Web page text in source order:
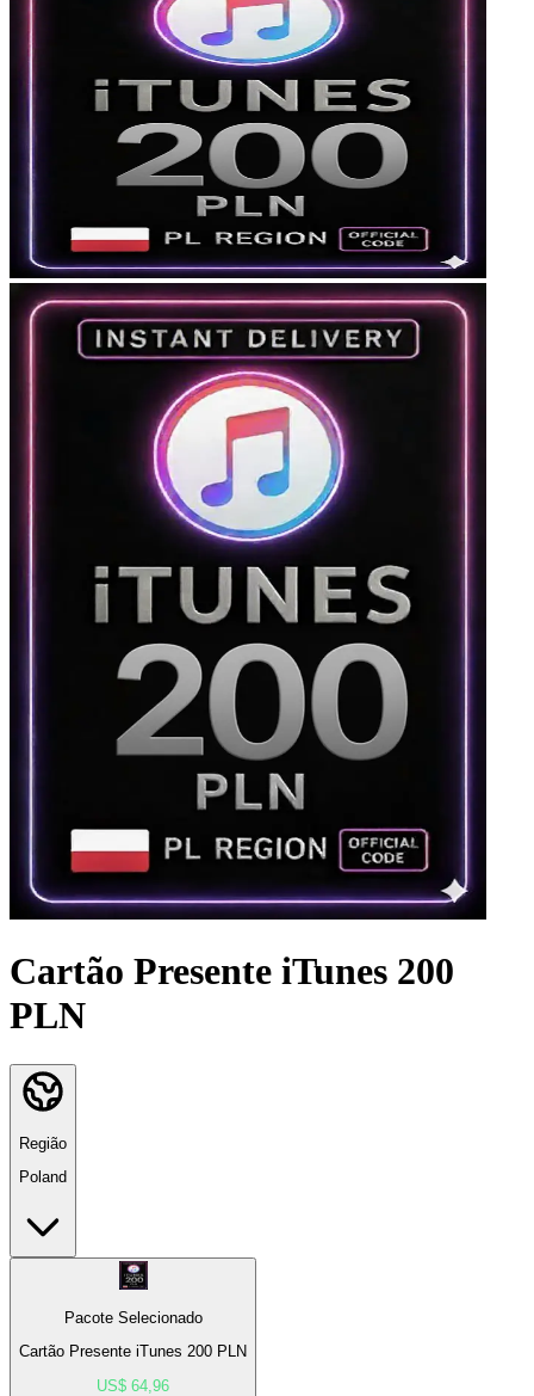
Cartão Presente iTunes 200
PLN
Região
Poland
Pacote Selecionado
Cartão Presente iTunes 200 PLN
US$ 64,96